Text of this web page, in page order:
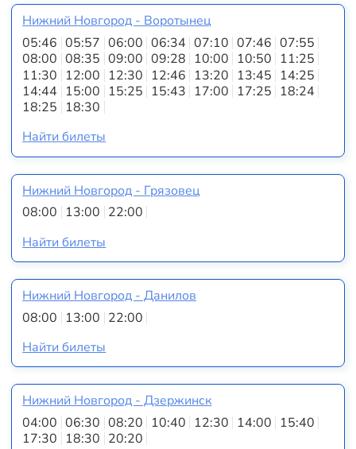
Нижний Новгород - Воротынец
05:46 05:57 06:00 06:34 07:10 07:46 07:55
08:00 08:35 09:00 09:28 10:00 10:50 11:25
11:30 12:00 12:30 12:46 13:20 13:45 14:25
14:44 15:00 15:25 15:43 17:00 17:25 18:24
18:25 18:30
Найти билеты
Нижний Новгород - Грязовец
08:00 13:00 22:00
Найти билеты
Нижний Новгород - Данилов
08:00 13:00 22:00
Найти билеты
Нижний Новгород - Дзержинск
04:00 06:30 08:20 10:40 12:30 14:00 15:40
17:30 18:30 20:20